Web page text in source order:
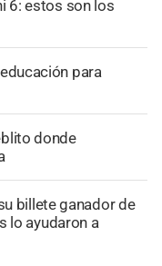
6: estos son los
para
donde
billete ganador de
lo ayudaron a